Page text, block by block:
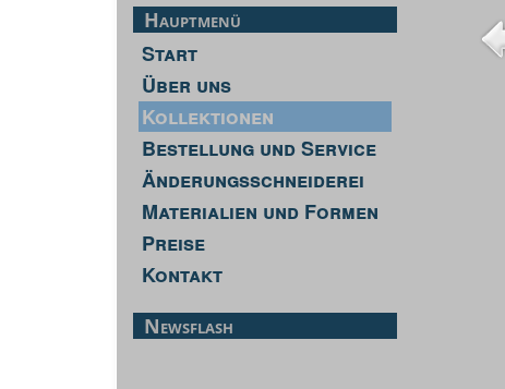
Hauptmenü
Start
Über uns
Kollektionen
Bestellung und Service
Änderungsschneiderei
Materialien und Formen
Preise
Kontakt
Newsflash